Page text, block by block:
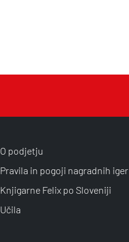
O podjetju
Pravila in pogoji nagradnih iger
Knjigarne Felix po Sloveniji
Učila